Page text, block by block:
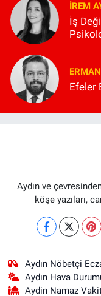
İREM
İş
Efeler
Aydın ve
köşe yazıları,
Aydın Nöbetçi
Aydın Hava
Aydin Namaz